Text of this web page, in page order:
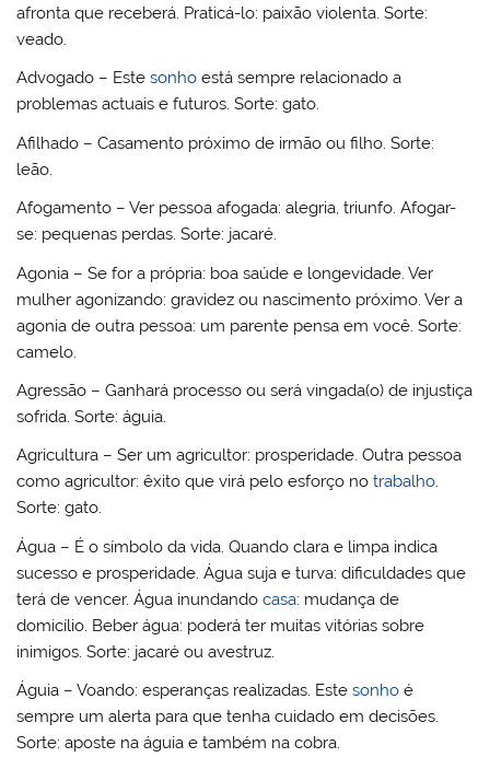
afronta que receberá. Praticá-lo: paixão violenta. Sorte:
veado.
Advogado – Estesonho está sempre relacionado a
problemas actuais e futuros. Sorte: gato.
Afilhado – Casamento próximo de irmão ou filho. Sorte:
leão.
Afogamento – Ver pessoa afogada: alegria, triunfo. Afogar-
se: pequenas perdas. Sorte: jacaré.
Agonia – Se for a própria: boa saúde e longevidade. Ver
mulher agonizando: gravidez ou nascimento próximo. Ver a
agonia de outra pessoa: um parente pensa em você. Sorte:
camelo.
Agressão – Ganhará processo ou será vingada(o) de injustiça
sofrida. Sorte: águia.
Agricultura – Ser um agricultor: prosperidade. Outra pessoa
como agricultor: êxito que virá pelo esforço notrabalho.
Sorte: gato.
Água – É o símbolo da vida. Quando clara e limpa indica
sucesso e prosperidade. Água suja e turva: dificuldades que
terá de vencer. Água inundandocasa: mudança de
domicílio. Beber água: poderá ter muitas vitórias sobre
inimigos. Sorte: jacaré ou avestruz.
Águia – Voando: esperanças realizadas. Estesonho é
sempre um alerta para que tenha cuidado em decisões.
Sorte: aposte na águia e também na cobra.